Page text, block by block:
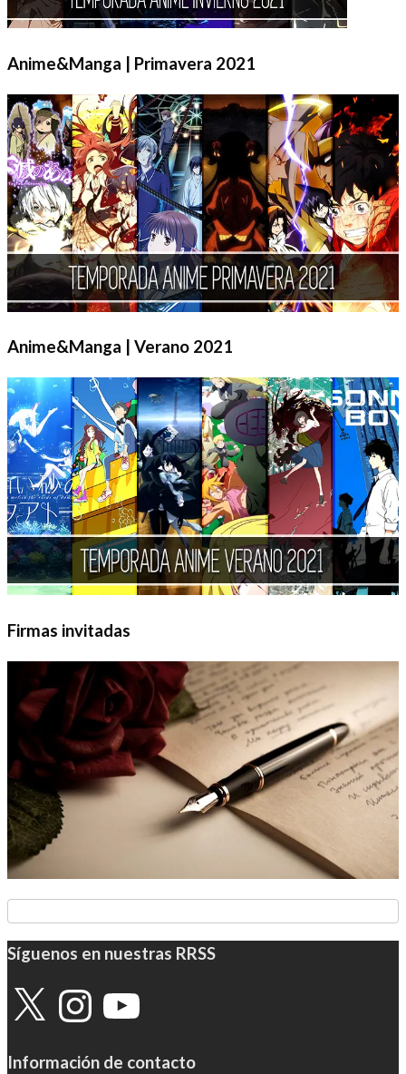
Anime&Manga | Primavera 2021
Anime&Manga | Verano 2021
Firmas invitadas
Síguenos en nuestras RRSS
X InstagramYouTube
Información de contacto